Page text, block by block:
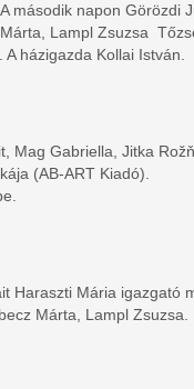
második napon Görözdi
Lampl Zsuzsa
házigazda Kollai István.
Mag Gabriella, Jitka
(AB-ART Kiadó).
Haraszti Mária igazgató
Márta, Lampl Zsuzsa.